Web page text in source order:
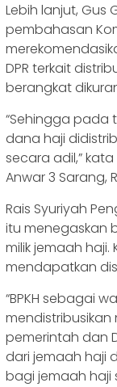
Lebih lanjut, Gus
pembahasan
DPR terkait
berangkat
“Sehingga pada
dana haji
secara adil,”
Anwar 3 Sarang,
Rais Syuriyah
itu menegaskan
milik jemaah
mendapatkan
“BPKH sebagai
pemerintah dan
dari jemaah haji
bagi jemaah haji